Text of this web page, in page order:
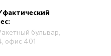
бульвар,
офис 401